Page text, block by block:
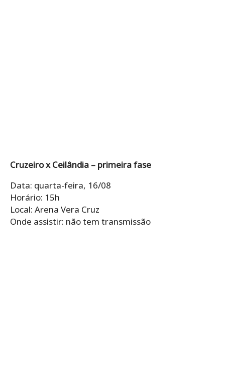
Cruzeiro x Ceilândia – primeira fase
Data: quarta-feira, 16/08
Horário: 15h
Local: Arena Vera Cruz
Onde assistir: não tem transmissão